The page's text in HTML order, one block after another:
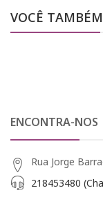
VOCÊ
ENCONTRA-NOS
Rua Jorge
218453480